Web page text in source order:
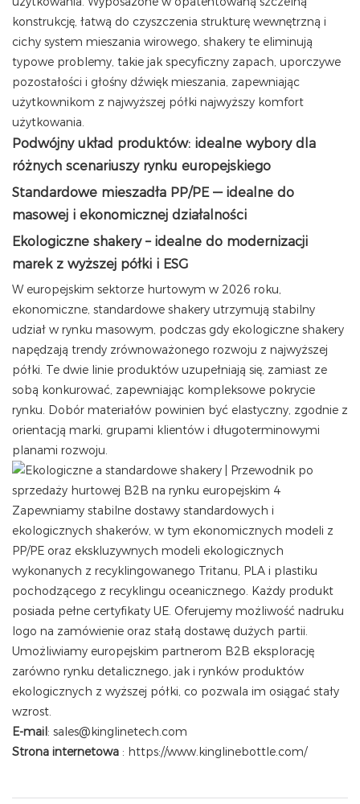
konstrukcję, łatwą do czyszczenia strukturę wewnętrzną i
cichy system mieszania wirowego, shakery te eliminują
typowe problemy, takie jak specyficzny zapach, uporczywe
pozostałości i głośny dźwięk mieszania, zapewniając
użytkownikom z najwyższej półki najwyższy komfort
użytkowania.
Podwójny układ produktów: idealne wybory dla
różnych scenariuszy rynku europejskiego
Standardowe mieszadła PP/PE — idealne do
masowej i ekonomicznej działalności
Ekologiczne shakery – idealne do modernizacji
marek z wyższej półki i ESG
W europejskim sektorze hurtowym w 2026 roku,
ekonomiczne, standardowe shakery utrzymują stabilny
udział w rynku masowym, podczas gdy ekologiczne shakery
napędzają trendy zrównoważonego rozwoju z najwyższej
półki. Te dwie linie produktów uzupełniają się, zamiast ze
sobą konkurować, zapewniając kompleksowe pokrycie
rynku. Dobór materiałów powinien być elastyczny, zgodnie z
orientacją marki, grupami klientów i długoterminowymi
planami rozwoju.
Zapewniamy stabilne dostawy standardowych i
ekologicznych shakerów, w tym ekonomicznych modeli z
PP/PE oraz ekskluzywnych modeli ekologicznych
wykonanych z recyklingowanego Tritanu, PLA i plastiku
pochodzącego z recyklingu oceanicznego. Każdy produkt
posiada pełne certyfikaty UE. Oferujemy możliwość nadruku
logo na zamówienie oraz stałą dostawę dużych partii.
Umożliwiamy europejskim partnerom B2B eksplorację
zarówno rynku detalicznego, jak i rynków produktów
ekologicznych z wyższej półki, co pozwala im osiągać stały
wzrost.
E-mail: sales@kinglinetech.com
Strona internetowa : https://www.kinglinebottle.com/